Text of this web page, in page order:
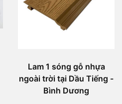
Lam 1 sóng gỗ nhựa
ngoài trời tại Dầu Tiếng -
Bình Dương